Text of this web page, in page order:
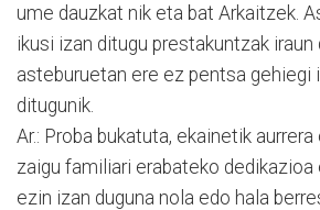
ume dauzkat nik eta bat Arkaitzek.
ikusi izan ditugu prestakuntzak
asteburuetan ere ez pentsa gehiegi
ditugunik.
Ar.: Proba bukatuta, ekainetik
zaigu familiari erabateko dedikazioa
ezin izan duguna nola edo hala